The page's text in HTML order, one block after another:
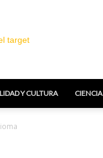
Y CULTURA CIENCIA